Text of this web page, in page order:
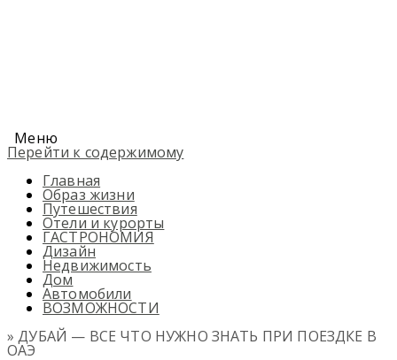
Меню
Перейти к содержимому
Главная
Образ жизни
Путешествия
Отели и курорты
ГАСТРОНОМИЯ
Дизайн
Недвижимость
Дом
Автомобили
ВОЗМОЖНОСТИ
» ДУБАЙ — ВСЕ ЧТО НУЖНО ЗНАТЬ ПРИ ПОЕЗДКЕ В
ОАЭ